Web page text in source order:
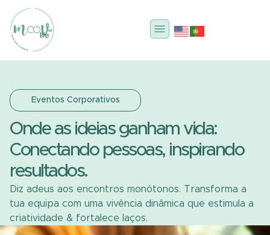
Eventos Corporativos
Onde as ideias ganham vida:
Conectando pessoas, inspirando
resultados.
Diz adeus aos encontros monótonos. Transforma a
tua equipa com uma vivência dinâmica que estimula a
criatividade & fortalece laços.